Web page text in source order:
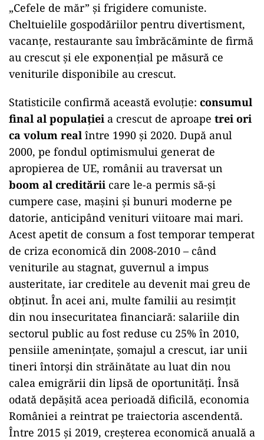
„Cefele de măr” și frigidere comuniste.
Cheltuielile gospodăriilor pentru divertisment,
vacanțe, restaurante sau îmbrăcăminte de firmă
au crescut și ele exponențial pe măsură ce
veniturile disponibile au crescut.
Statisticile confirmă această evoluție: consumul
final al populației a crescut de aproape trei ori
ca volum real între 1990 și 2020. După anul
2000, pe fondul optimismului generat de
apropierea de UE, românii au traversat un
boom al creditării care le-a permis să-și
cumpere case, mașini și bunuri moderne pe
datorie, anticipând venituri viitoare mai mari.
Acest apetit de consum a fost temporar temperat
de criza economică din 2008-2010 – când
veniturile au stagnat, guvernul a impus
austeritate, iar creditele au devenit mai greu de
obținut. În acei ani, multe familii au resimțit
din nou insecuritatea financiară: salariile din
sectorul public au fost reduse cu 25% în 2010,
pensiile amenințate, șomajul a crescut, iar unii
tineri întorși din străinătate au luat din nou
calea emigrării din lipsă de oportunități. Însă
odată depășită acea perioadă dificilă, economia
României a reintrat pe traiectoria ascendentă.
Între 2015 și 2019, creșterea economică anuală a